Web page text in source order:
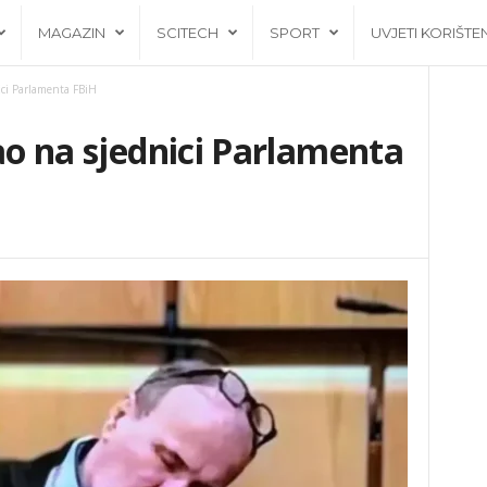
MAGAZIN SCITECH SPORT UVJETI
Parlamenta FBiH
na sjednici Parlamenta